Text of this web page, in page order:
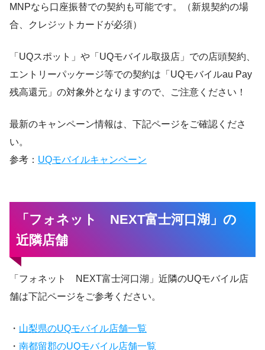
MNPなら口座振替での契約も可能です。（新規契約の場
合、クレジットカードが必須）
「UQスポット」や「UQモバイル取扱店」での店頭契約、
エントリーパッケージ等での契約は「UQモバイルau Pay
残高還元」の対象外となりますので、ご注意ください！
最新のキャンペーン情報は、下記ページをご確認くださ
い。
参考： UQモバイルキャンペーン
「フォネット NEXT富士河口湖」の
近隣店舗
「フォネット NEXT富士河口湖」近隣のUQモバイル店
舗は下記ページをご参考ください。
・ 山梨県のUQモバイル店舗一覧
・ 南都留郡のUQモバイル店舗一覧